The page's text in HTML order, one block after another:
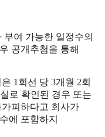
여 가능한 일정수의
공개추첨을 통해
1회선 당 3개월 2회
로 확인된 경우 또는
피하다고 회사가
에 포함하지